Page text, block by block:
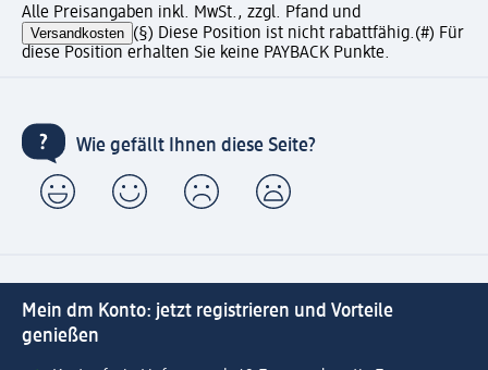
Alle Preisangaben inkl. MwSt., zzgl. Pfand und
Versandkosten (§) Diese Position ist nicht rabattfähig.(#) Für
diese Position erhalten Sie keine PAYBACK Punkte.
Wie gefällt Ihnen diese Seite?
Mein dm Konto: jetzt registrieren und Vorteile
genießen